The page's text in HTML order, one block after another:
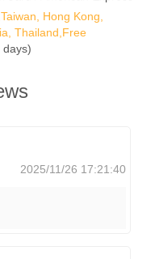
Hong Kong,
Thailand,Free
days)
2025/11/26 17:21:40